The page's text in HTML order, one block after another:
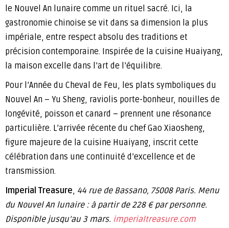
le Nouvel An lunaire comme un rituel sacré. Ici, la
gastronomie chinoise se vit dans sa dimension la plus
impériale, entre respect absolu des traditions et
précision contemporaine. Inspirée de la cuisine Huaiyang,
la maison excelle dans l’art de l’équilibre.
Pour l’Année du Cheval de Feu, les plats symboliques du
Nouvel An – Yu Sheng, raviolis porte-bonheur, nouilles de
longévité, poisson et canard – prennent une résonance
particulière. L’arrivée récente du chef Gao Xiaosheng,
figure majeure de la cuisine Huaiyang, inscrit cette
célébration dans une continuité d’excellence et de
transmission.
Imperial Treasure, 44 rue de Bassano, 75008 Paris. Menu
du Nouvel An lunaire : à partir de 228 € par personne.
Disponible jusqu’au 3 mars. imperialtreasure.com